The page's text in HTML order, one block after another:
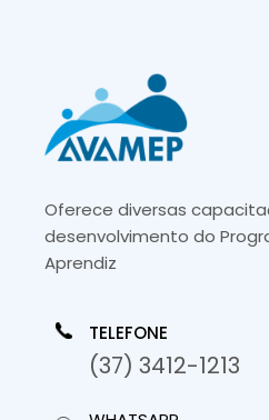
Oferece diversas
desenvolvimento do
Aprendiz
TELEFONE
(37) 3412-1213